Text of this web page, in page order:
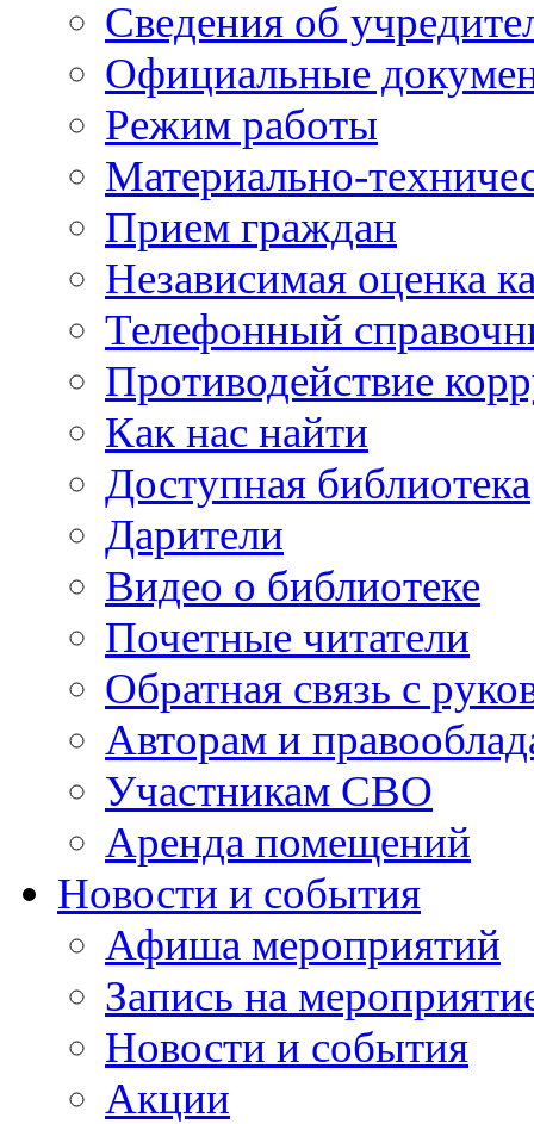
Сведения об
Официальные
Режим работы
Материально-
Прием граждан
Независимая оценка
Телефонный
Противодействие
Как нас найти
Доступная библиотека
Дарители
Видео о библиотеке
Почетные читатели
Обратная связь с
Авторам и
Участникам СВО
Аренда помещений
Новости и события
Афиша мероприятий
Запись на
Новости и события
Акции